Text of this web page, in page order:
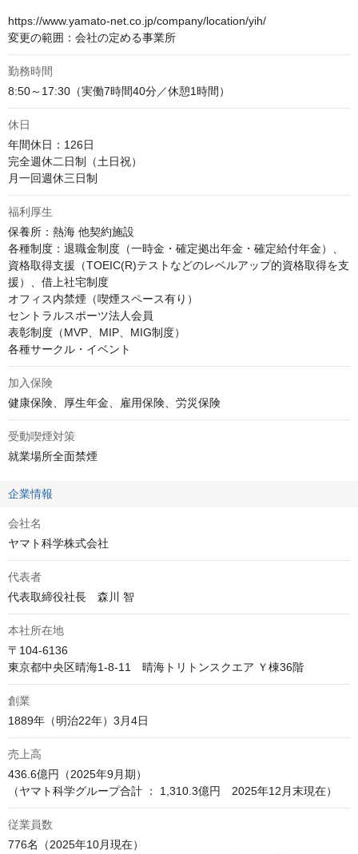
https://www.yamato-net.co.jp/company/location/yih/
変更の範囲：会社の定める事業所
勤務時間
8:50～17:30（実働7時間40分／休憩1時間）
休日
年間休日：126日
完全週休二日制（土日祝）
月一回週休三日制
福利厚生
保養所：熱海 他契約施設
各種制度：退職金制度（一時金・確定拠出年金・確定給付年金）、
資格取得支援（TOEIC(R)テストなどのレベルアップ的資格取得を支
援）、借上社宅制度
オフィス内禁煙（喫煙スペース有り）
セントラルスポーツ法人会員
表彰制度（MVP、MIP、MIG制度）
各種サークル・イベント
加入保険
健康保険、厚生年金、雇用保険、労災保険
受動喫煙対策
就業場所全面禁煙
企業情報
会社名
ヤマト科学株式会社
代表者
代表取締役社長　森川 智
本社所在地
〒104-6136
東京都中央区晴海1-8-11　晴海トリトンスクエア Ｙ棟36階
創業
1889年（明治22年）3月4日
売上高
436.6億円（2025年9月期）
（ヤマト科学グループ合計 ： 1,310.3億円　2025年12月末現在）
従業員数
776名（2025年10月現在）